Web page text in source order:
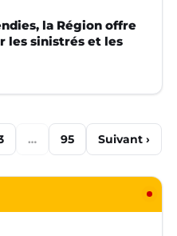
la Région offre
les sinistrés et les
… 95 Suivant ›